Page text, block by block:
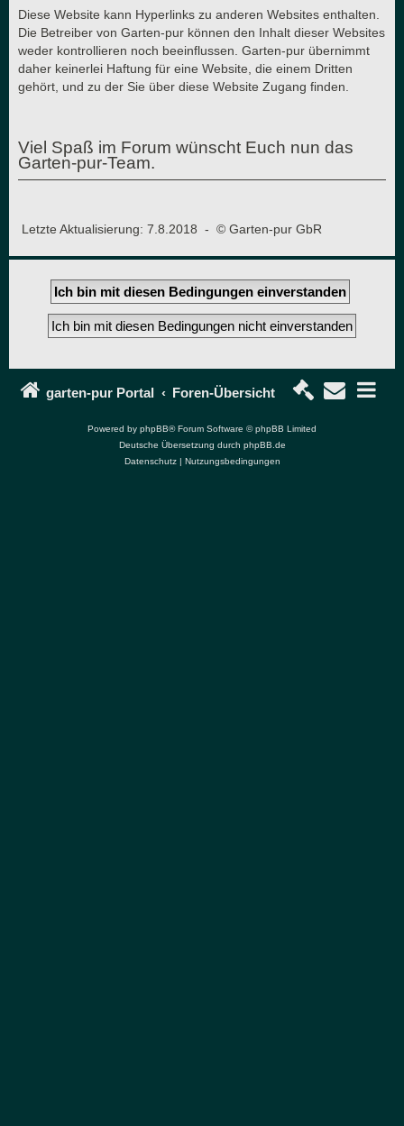
Diese Website kann Hyperlinks zu anderen Websites enthalten.
Die Betreiber von Garten-pur können den Inhalt dieser Websites
weder kontrollieren noch beeinflussen. Garten-pur übernimmt
daher keinerlei Haftung für eine Website, die einem Dritten
gehört, und zu der Sie über diese Website Zugang finden.
Viel Spaß im Forum wünscht Euch nun das
Garten-pur-Team.
Letzte Aktualisierung: 7.8.2018 - © Garten-pur GbR
garten-pur Portal Foren-Übersicht
Powered by phpBB® Forum Software © phpBB Limited
Deutsche Übersetzung durch phpBB.de
Datenschutz| Nutzungsbedingungen